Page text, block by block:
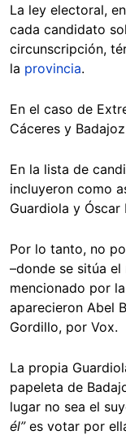
La ley electoral,
cada candidato
circunscripción,
la provincia.
En el caso de
Cáceres y
En la lista de
incluyeron como
Guardiola y Óscar
Por lo tanto, no
–donde se sitúa
mencionado por
aparecieron Abel
Gordillo, por Vox.
La propia
papeleta de
lugar no sea el
él”es votar por